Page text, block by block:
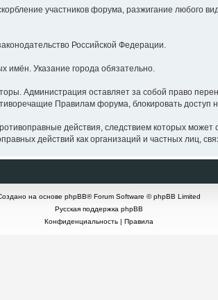
участников форума, разжигание любого
Российской Федерации.
Указание города обязательно.
Администрация оставляет за собой право
Правилам форума, блокировать доступ
действия, следствием которых может
действий как организаций и частных лиц,
на основе phpBB® Forum Software © phpBB Limited
Русская поддержка phpBB
Конфиденциальность| Правила